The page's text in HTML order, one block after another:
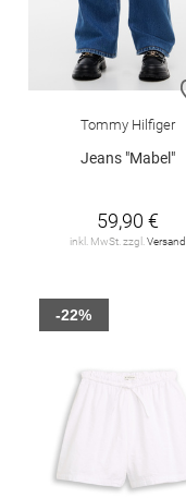
Tommy Hilfiger
Jeans "Mabel"
59,90 €
inkl. MwSt. zzgl. Versand
-22%